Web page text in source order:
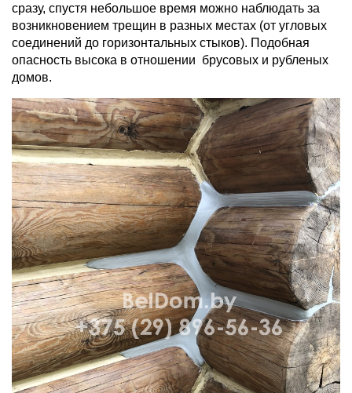
сразу, спустя небольшое время можно наблюдать за
возникновением трещин в разных местах (от угловых
соединений до горизонтальных стыков). Подобная
опасность высока в отношении брусовых и рубленых
домов.